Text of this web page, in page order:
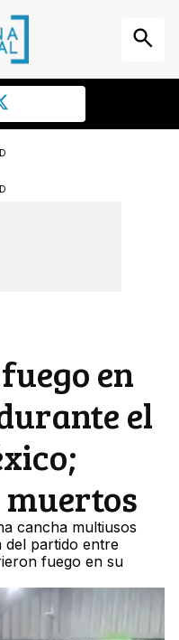
en
el
cancha multiusos
del partido entre
fuego en su